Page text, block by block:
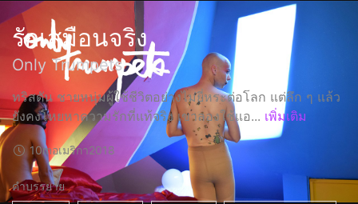
รักเสมือนจริง
Only Trumpets
ทริสตัน ชายหนุ่มผู้ใช้ชีวิตอย่างไม่ยี่หระต่อโลก แต่ลึก ๆ แล้ว
ยังคงโหยหาความรักที่แท้จริง เขาลองใช้แอ... เพิ่มเติม
10mอเมริกา2018
คำบรรยาย